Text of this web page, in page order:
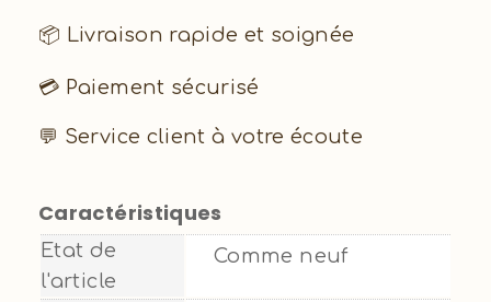
📦 Livraison rapide et soignée
💳 Paiement sécurisé
💬 Service client à votre écoute
Caractéristiques
Etat de
l'article
Comme neuf